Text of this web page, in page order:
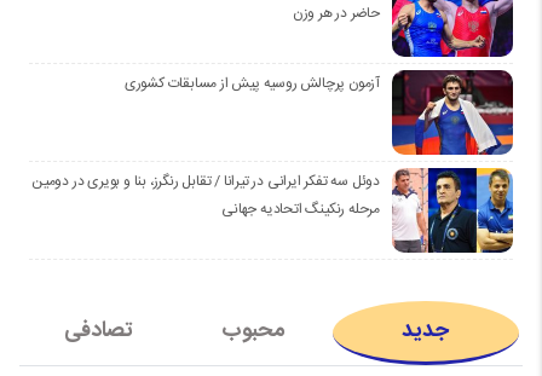
حاضر در هر وزن
آزمون پرچالش روسیه پیش از مسابقات کشوری
دوئل سه تفکر ایرانی در تیرانا / تقابل رنگرز، بنا و بویری در دومین
مرحله رنکینگ اتحادیه جهانی
جدید محبوب تصادفی